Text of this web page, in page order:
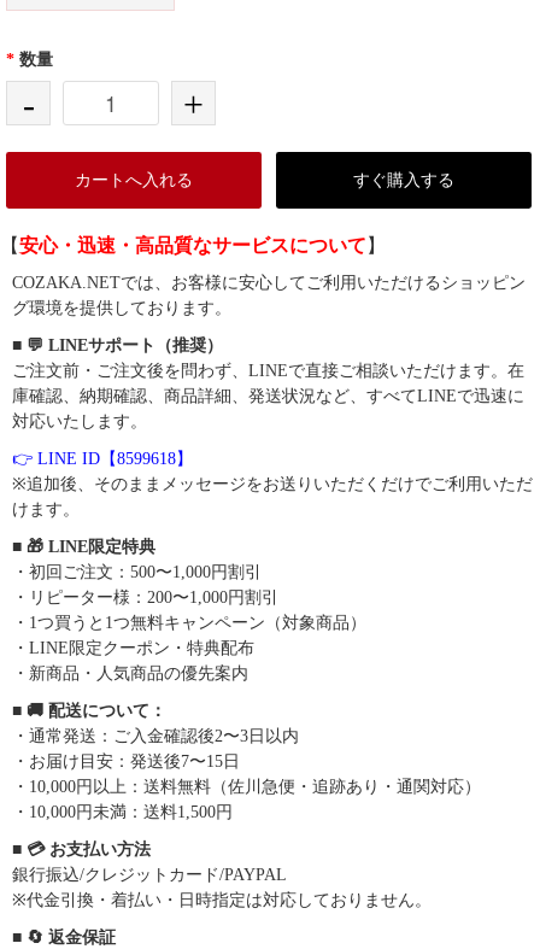
* 数量
- +
カートへ入れる すぐ購入する
【安心・迅速・高品質なサービスについて 】
COZAKA.NETでは、お客様に安心してご利用いただけるショッピン
グ環境を提供しております。
■ 💬 LINEサポート（推奨）
ご注文前・ご注文後を問わず、LINEで直接ご相談いただけます。在
庫確認、納期確認、商品詳細、発送状況など、すべてLINEで迅速に
対応いたします。
👉 LINE ID【8599618】
※追加後、そのままメッセージをお送りいただくだけでご利用いただ
けます。
■ 🎁 LINE限定特典
・初回ご注文：500〜1,000円割引
・リピーター様：200〜1,000円割引
・1つ買うと1つ無料キャンペーン（対象商品）
・LINE限定クーポン・特典配布
・新商品・人気商品の優先案内
■ 🚚 配送について：
・通常発送：ご入金確認後2〜3日以内
・お届け目安：発送後7〜15日
・10,000円以上：送料無料（佐川急便・追跡あり・通関対応）
・10,000円未満：送料1,500円
■ 💳 お支払い方法
銀行振込/クレジットカード/PAYPAL
※代金引換・着払い・日時指定は対応しておりません。
■ 🔄 返金保証